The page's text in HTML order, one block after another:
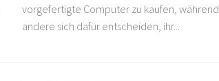
vorgefertigte Computer zu kaufen, während
andere sich dafür entscheiden, ihr...